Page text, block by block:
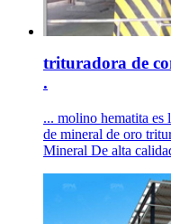
trituradora de
.
... molino hematita es
de mineral de oro
Mineral De alta